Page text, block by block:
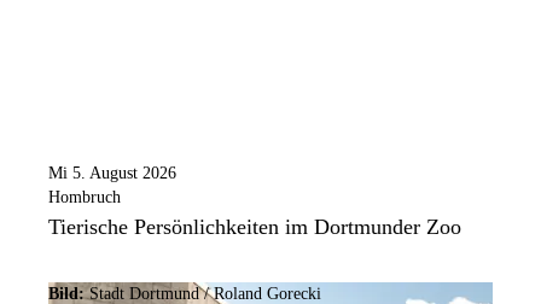
Mi 5. August 2026
Hombruch
Tierische Persönlichkeiten im Dortmunder Zoo
Bild:Stadt Dortmund / Roland Gorecki